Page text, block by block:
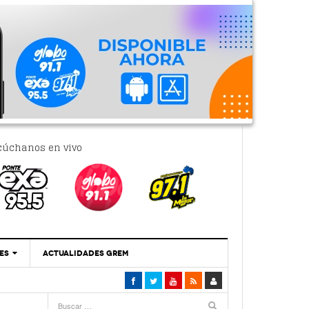
en vivo
‘Se Vale Soñar Con Una Contraloría Ciudadana’
ACTUALIDADES GREM